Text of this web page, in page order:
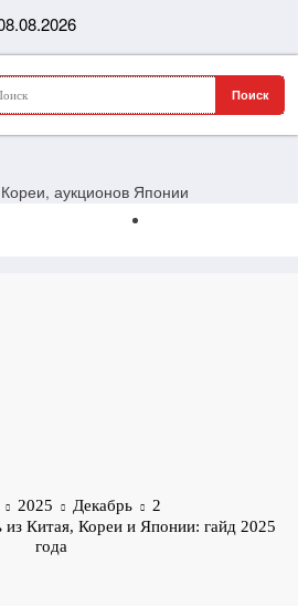
аукционов Японии
2025 Декабрь
2
из Китая, Кореи и Японии: гайд 2025
года